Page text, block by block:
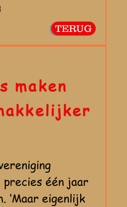
TERUG
maken
één jaar
‘Maar eigenlijk